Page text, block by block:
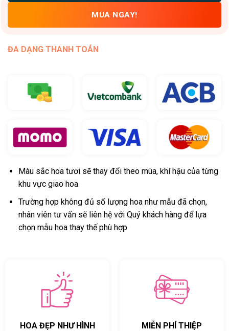
MUA NGAY!
ĐA DẠNG THANH TOÁN
Màu sắc hoa tươi sẽ thay đổi theo mùa, khí hậu của từng
khu vực giao hoa
Trường hợp không đủ số lượng hoa như mẫu đã chọn,
nhân viên tư vấn sẽ liên hệ với Quý khách hàng để lựa
chọn mẫu hoa thay thế phù hợp
HOA ĐẸP NHƯ HÌNH
MIỄN PHÍ THIỆP